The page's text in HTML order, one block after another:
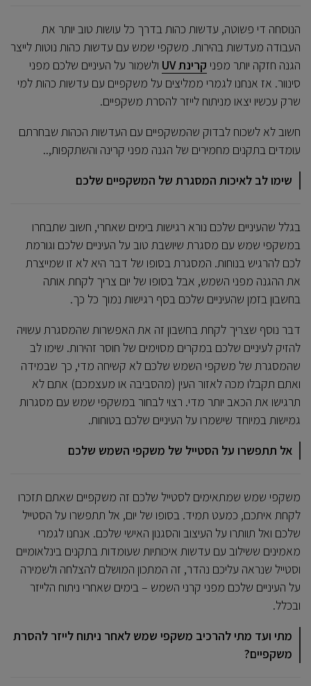
הנוסחה די פשוטה, עדשות כהות בדרך כל עושות טוב יותר את
העבודה מעדשות בהירות. משקפי שמש עם עדשות כהות נוטות לייצר
הגנה חזקה יותר מפני קרינת UV
ולשמור על העיניים שלכם מפני
סינוור. אז אנחנו לגמרי ממליצים על משקפיים עם עדשות כהות למי
שרק עכשיו יצאו מניתוח לייזר להסרת משקפיים.
חשוב לא לשכוח לבדוק שהמשקפיים עם העדשות הכהות שבחרתם
עומדים בתקנים מחמירים של הגנה מפני קרינה והשתקפות,..
שימו לב לאיכות המסגרת של המשקפיים שלכם
בגלל שהעיניים שלכם נורא רגישות בימים שאחרי, חשוב שתבחרו
במשקפי שמש עם מסגרת שיושבת טוב על העיניים שלכם וגורמת
לכם להרגיש בנוחות. המסגרת בסופו של דבר היא לא זו שמייצרת
את ההגנה מפני השמש, אבל בסופו של יום צריך לקחת אותה
בחשבון בזמן שהעיניים שלכם בסף רגישות נמוך כל כך.
דבר נוסף שצריך לקחת בחשבון זה את האפשרות שהמסגרת עשויה
להזיק לעיניים שלכם במקרים מסוימים של חוסר זהירות. שימו לב
שהמסגרת של משקפי השמש שלכם לא קשיחה מדי, כך שבמידה
ואתם תקבלו מכה לאזור העין (מהסביבה או מעצמכם) אתם לא
תרגישו את הכאב יותר מדי. רצוי לבחור במשקפי שמש עם מסגרות
גמישות במיוחד שישמרו על העיניים שלכם בטוחות.
אל תתפשרו על הסטייל של משקפי השמש שלכם
משקפי שמש שמתאימים לסטייל שלכם זה משקפיים שאתם תזכרו
לקחת איתכם, כמעט תמיד. בסופו של יום, אל תתפשרו על הסטייל
שלכם ואל תוותרו על העיצוב והסגנון האישי שלכם. אנחנו לגמרי
מאמינים ששילוב עם עדשות איכותיות שעומדות בתקנים בינלאומיים
וסטייל שנראה עליכם נהדר, זה המתכון המושלם להצלחה ולשמירה
על העיניים שלכם מפני קרני השמש – בימים שאחרי ניתוח הלייזר
ובכלל.
מתי ועד מתי להרכיב משקפי שמש לאחר ניתוח לייזר להסרת
משקפיים?